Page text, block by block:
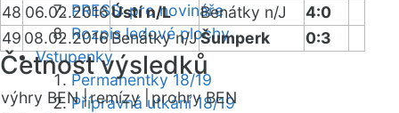
PRESS: pro novináře
Rozpis ledové plochy
Vstupenky
Permanentky 18/19
Přípravná utkání 18/19
48 06.02.2016Ústí n/L Benátky n/J
4:0
49 08.02.2016Benátky n/JŠumperk 0:3
Četnost výsledků
výhry BEN |remízy |prohry BEN